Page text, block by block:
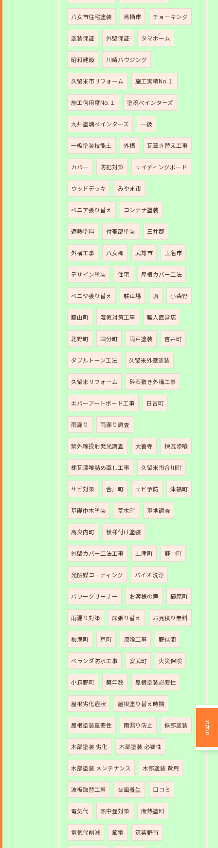
八女市住宅塗装 鳥栖市 チョーキング
塗装保証 外壁保証 タマホーム
昭和建設 川崎ハウジング
久留米市リフォーム 施工実績No.１
施工信用度No.１ 塗魂ペインターズ
九州塗魂ペインターズ 一級
一級塗装技能士 外構 瓦葺き替え工事
カバー 防犯対策 サイディングボード
ウッドデッキ みやま市
ベニア張り替え コンテナ塗装
遮熱塗料 付帯部塗装 三井郡
外構工事 八女郡 武雄市 玉名市
デザイン塗装 住宅 屋根カバー工法
ベニヤ張り替え 駐車場 塀 小森野
藤山町 湿気対策工事 職人直営店
北野町 国分町 雨戸塗装 吉井町
ダブルトーン工法 久留米外壁塗装
久留米リフォーム 砕石敷き外構工事
エバーアートボード工事 日吉町
雨漏り 雨漏り調査
紫外線投射発光調査 大善寺 棟瓦漆喰
棟瓦漆喰詰め直し工事 久留米市合川町
サビ対策 合川町 サビ予防 津福町
基礎巾木塗装 荒木町 現地調査
高良内町 模様付け塗装
外壁カバー工法工事 上津町 野中町
光触媒コーティング バイオ洗浄
パワークリーナー お客様の声 櫛原町
雨漏り対策 床張り替え お見積り無料
梅満町 京町 漆喰工事 野伏間
ベランダ防水工事 安武町 火災保険
小森野町 築年数 屋根塗装必要性
屋根劣化症状 屋根塗り替え時期
屋根塗装重要性 雨漏り防止 鉄部塗装
木部塗装 劣化 木部塗装 必要性
木部塗装 メンテナンス 木部塗装 費用
波板取替工事 台風養生 口コミ
電気代 熱中症対策 断熱塗料
電気代削減 節電 筑紫野市
SNS